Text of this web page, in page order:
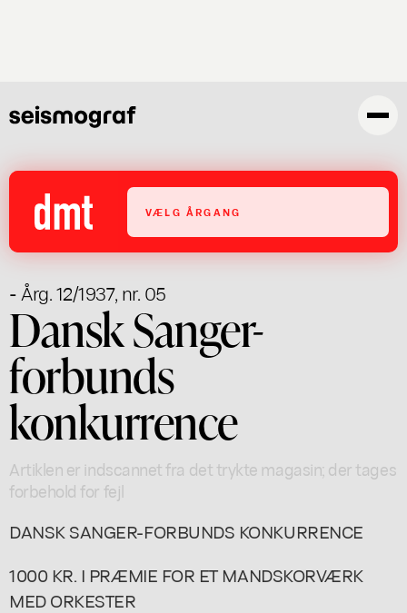
VÆLG ÅRGANG
- Årg. 12/1937, nr. 05
Dansk Sanger-
forbunds
konkurrence
Artiklen er indscannet fra det trykte magasin; der tages
forbehold for fejl
DANSK SANGER-FORBUNDS KONKURRENCE
1000 KR. I PRÆMIE FOR ET MANDSKORVÆRK
MED ORKESTER